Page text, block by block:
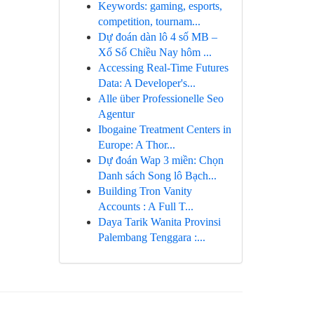
Keywords: gaming, esports,
competition, tournam...
Dự đoán dàn lô 4 số MB –
Xổ Số Chiều Nay hôm ...
Accessing Real-Time Futures
Data: A Developer's...
Alle über Professionelle Seo
Agentur
Ibogaine Treatment Centers in
Europe: A Thor...
Dự đoán Wap 3 miền: Chọn
Danh sách Song lô Bạch...
Building Tron Vanity
Accounts : A Full T...
Daya Tarik Wanita Provinsi
Palembang Tenggara :...